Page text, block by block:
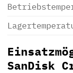
SanDisk